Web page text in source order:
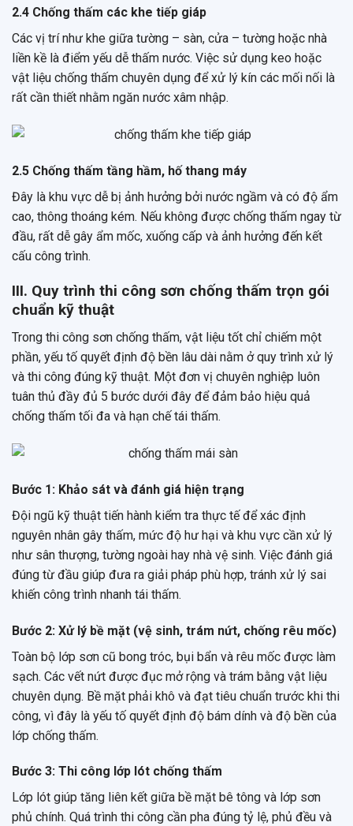
2.4 Chống thấm các khe tiếp giáp
Các vị trí như khe giữa tường – sàn, cửa – tường hoặc nhà
liền kề là điểm yếu dễ thấm nước. Việc sử dụng keo hoặc
vật liệu chống thấm chuyên dụng để xử lý kín các mối nối là
rất cần thiết nhằm ngăn nước xâm nhập.
2.5 Chống thấm tầng hầm, hố thang máy
Đây là khu vực dễ bị ảnh hưởng bởi nước ngầm và có độ ẩm
cao, thông thoáng kém. Nếu không được chống thấm ngay từ
đầu, rất dễ gây ẩm mốc, xuống cấp và ảnh hưởng đến kết
cấu công trình.
III. Quy trình thi công sơn chống thấm trọn gói
chuẩn kỹ thuật
Trong thi công sơn chống thấm, vật liệu tốt chỉ chiếm một
phần, yếu tố quyết định độ bền lâu dài nằm ở quy trình xử lý
và thi công đúng kỹ thuật. Một đơn vị chuyên nghiệp luôn
tuân thủ đầy đủ 5 bước dưới đây để đảm bảo hiệu quả
chống thấm tối đa và hạn chế tái thấm.
Bước 1: Khảo sát và đánh giá hiện trạng
Đội ngũ kỹ thuật tiến hành kiểm tra thực tế để xác định
nguyên nhân gây thấm, mức độ hư hại và khu vực cần xử lý
như sân thượng, tường ngoài hay nhà vệ sinh. Việc đánh giá
đúng từ đầu giúp đưa ra giải pháp phù hợp, tránh xử lý sai
khiến công trình nhanh tái thấm.
Bước 2: Xử lý bề mặt (vệ sinh, trám nứt, chống rêu mốc)
Toàn bộ lớp sơn cũ bong tróc, bụi bẩn và rêu mốc được làm
sạch. Các vết nứt được đục mở rộng và trám bằng vật liệu
chuyên dụng. Bề mặt phải khô và đạt tiêu chuẩn trước khi thi
công, vì đây là yếu tố quyết định độ bám dính và độ bền của
lớp chống thấm.
Bước 3: Thi công lớp lót chống thấm
Lớp lót giúp tăng liên kết giữa bề mặt bê tông và lớp sơn
phủ chính. Quá trình thi công cần pha đúng tỷ lệ, phủ đều và